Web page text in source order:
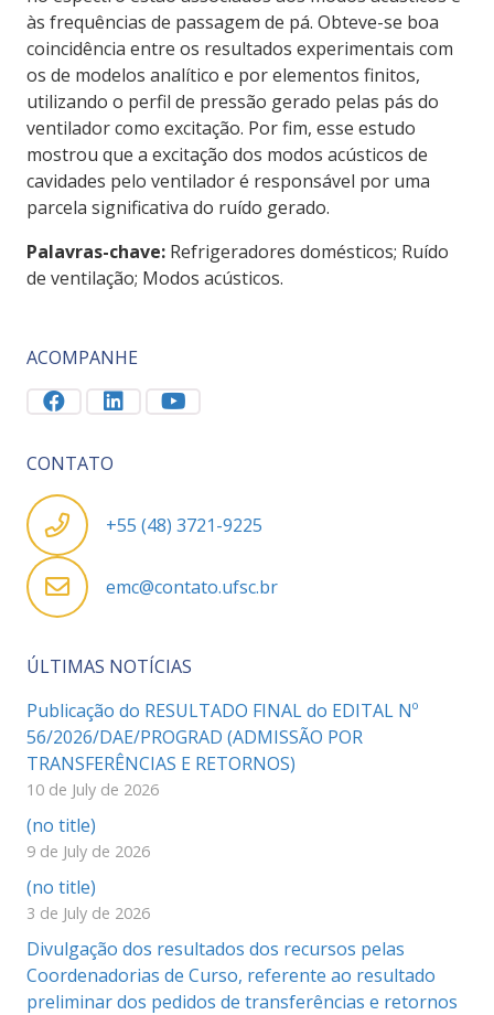
às frequências de passagem de pá. Obteve-se boa
coincidência entre os resultados experimentais com
os de modelos analítico e por elementos finitos,
utilizando o perfil de pressão gerado pelas pás do
ventilador como excitação. Por fim, esse estudo
mostrou que a excitação dos modos acústicos de
cavidades pelo ventilador é responsável por uma
parcela significativa do ruído gerado.
Palavras-chave: Refrigeradores domésticos; Ruído
de ventilação; Modos acústicos.
ACOMPANHE
CONTATO
+55 (48) 3721-9225
emc@contato.ufsc.br
ÚLTIMAS NOTÍCIAS
Publicação do RESULTADO FINAL do EDITAL Nº
56/2026/DAE/PROGRAD (ADMISSÃO POR
TRANSFERÊNCIAS E RETORNOS)
10 de July de 2026
(no title)
9 de July de 2026
(no title)
3 de July de 2026
Divulgação dos resultados dos recursos pelas
Coordenadorias de Curso, referente ao resultado
preliminar dos pedidos de transferências e retornos